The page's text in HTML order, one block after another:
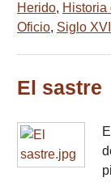
Herido, Historia
Oficio, Siglo XVIII
El sastre